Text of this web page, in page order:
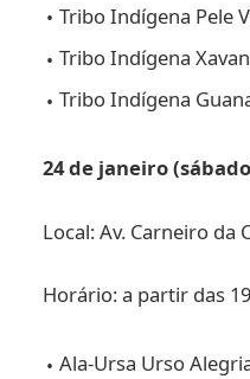
Tribo Indígena Pele
Tribo Indígena
Tribo Indígena
24 de janeiro
Local: Av. Carneiro da
Horário: a partir das
Ala-Ursa Urso